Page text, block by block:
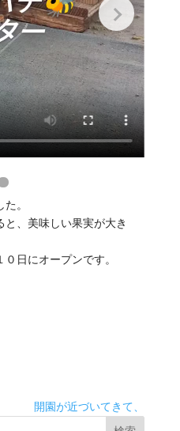
。
と、美味しい果実が大き
日にオープンです。
開園が近づいてきて、